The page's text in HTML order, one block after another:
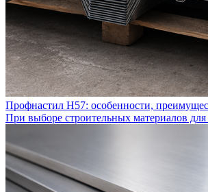
Профнастил Н57: особенности,
При выборе строительных материалов